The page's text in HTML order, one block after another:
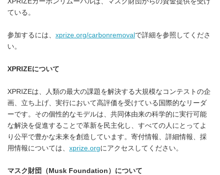
ている。
参加するには、 xprize.org/carbonremoval で詳細を参照してくださ
い。
XPRIZEについて
XPRIZEは、人類の最大の課題を解決する大規模なコンテストの企
画、立ち上げ、実行において高評価を受けている国際的なリーダ
ーです。その個性的なモデルは、共同体由来の科学的に実行可能
な解決を促進することで革新を民主化し、すべての人にとってよ
り公平で豊かな未来を創造しています。寄付情報、詳細情報、採
用情報については、 xprize.orgにアクセスしてください。
マスク財団 （ Musk Foundation ） について
Japanese